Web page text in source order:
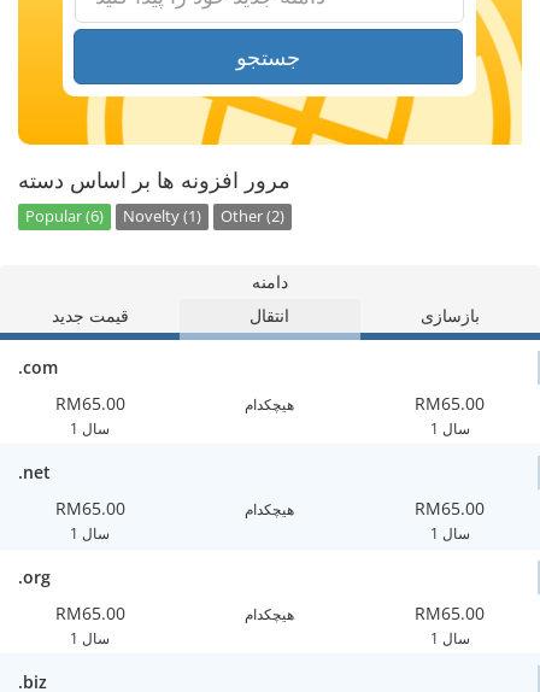
جستجو
مرور افزونه ها بر اساس دسته
Popular (6) Novelty (1) Other (2)
دامنه
قیمت جدید
انتقال بازسازی
.com
RM65.00
1 سال
هیچکدام RM65.00
1 سال
.net
RM65.00
1 سال
هیچکدام RM65.00
1 سال
.org
RM65.00
1 سال
هیچکدام RM65.00
1 سال
.biz